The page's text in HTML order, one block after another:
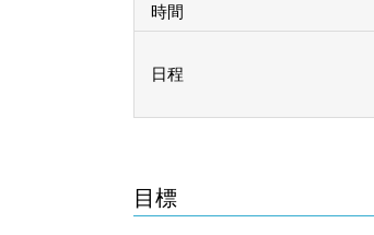
時間
日程
目標